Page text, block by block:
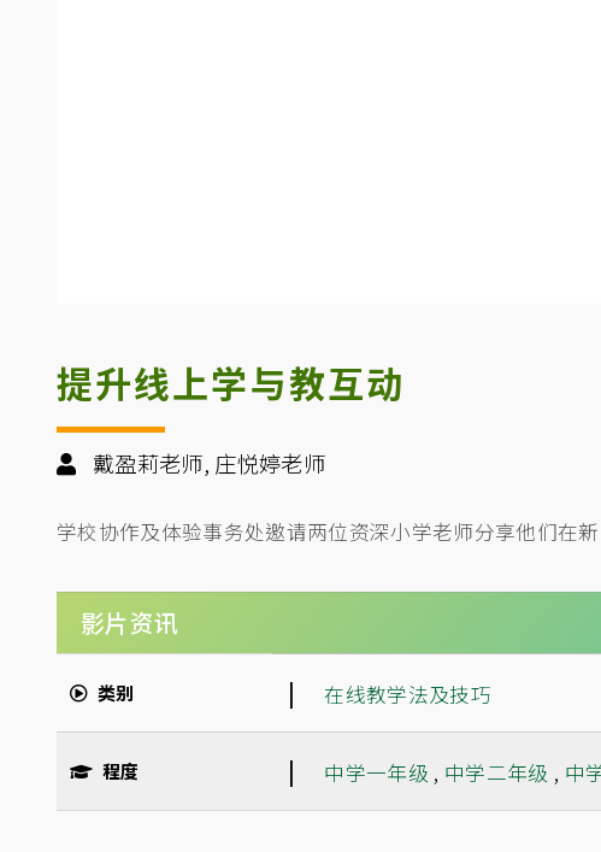
提升线上学与教互动
戴盈莉老师, 庄悦婷老师
学校协作及体验事务处邀请两位资深小学老师分享他们在
影片资讯
类别 | 在线教学法及技巧
程度 | 中学一年级 , 中学二年级 , 中